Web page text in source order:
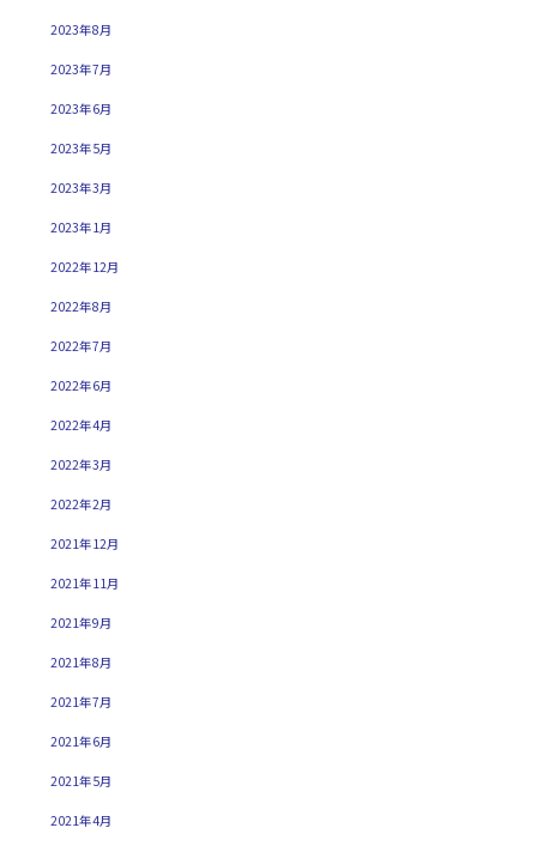
2023年8月
2023年7月
2023年6月
2023年5月
2023年3月
2023年1月
2022年12月
2022年8月
2022年7月
2022年6月
2022年4月
2022年3月
2022年2月
2021年12月
2021年11月
2021年9月
2021年8月
2021年7月
2021年6月
2021年5月
2021年4月